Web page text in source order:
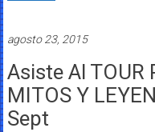
para
coleccionistas.
agosto 23, 2015
Asiste Al TOUR
MITOS Y
Sept